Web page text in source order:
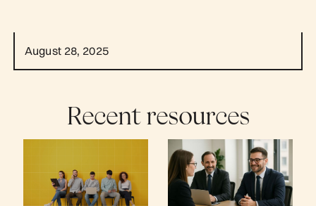
August 28, 2025
Recent resources